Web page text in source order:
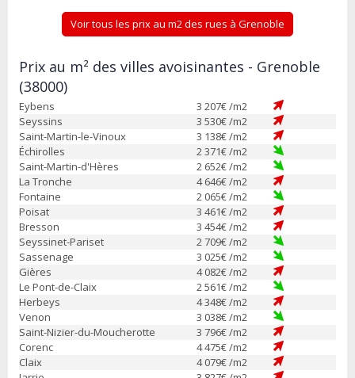
Voir tous les prix au m2 des rues à Grenoble
Prix au m² des villes avoisinantes - Grenoble
(38000)
Eybens 3 207€ /m2
Seyssins
3 530€ /m2
Saint-Martin-le-Vinoux
3 138€ /m2
Échirolles
2 371€ /m2
Saint-Martin-d'Hères
2 652€ /m2
La Tronche
4 646€ /m2
Fontaine
2 065€ /m2
Poisat
3 461€ /m2
Bresson
3 454€ /m2
Seyssinet-Pariset
2 709€ /m2
Sassenage
3 025€ /m2
Gières
4 082€ /m2
Le Pont-de-Claix
2 561€ /m2
Herbeys
4 348€ /m2
Venon
3 038€ /m2
Saint-Nizier-du-Moucherotte
3 796€ /m2
Corenc
4 475€ /m2
Claix
4 079€ /m2